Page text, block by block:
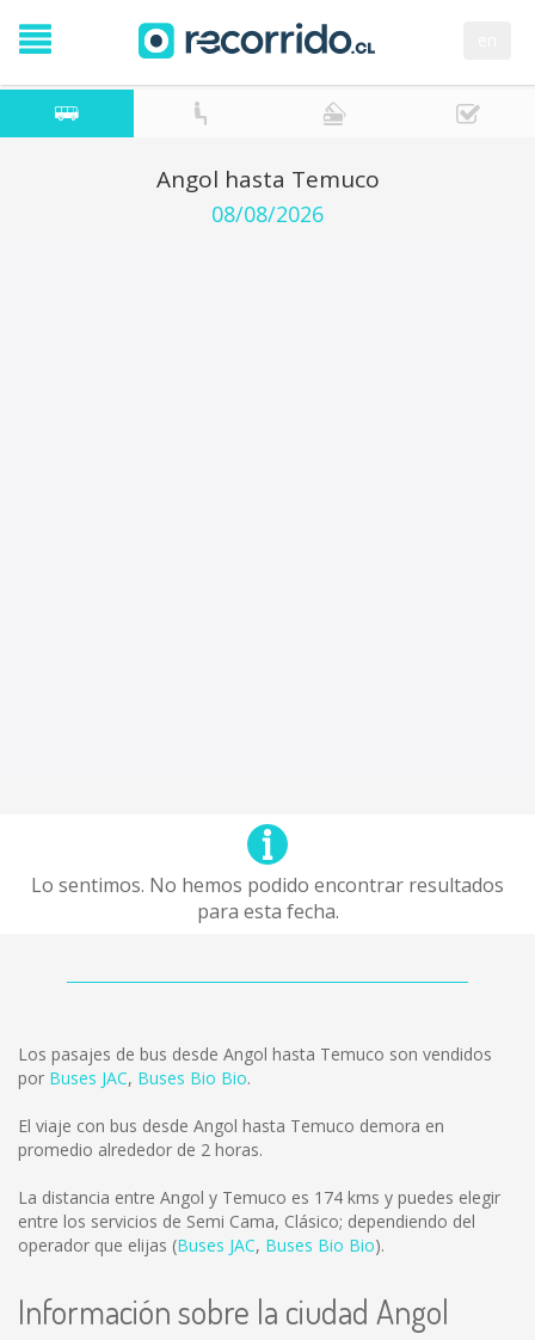
Angol hasta Temuco
08/08/2026
Lo sentimos. No hemos podido encontrar resultados
para esta fecha.
Los pasajes de bus desde Angol hasta Temuco son vendidos
por Buses JAC, Buses Bio Bio.
El viaje con bus desde Angol hasta Temuco demora en
promedio alrededor de 2 horas.
La distancia entre Angol y Temuco es 174 kms y puedes elegir
entre los servicios de Semi Cama, Clásico; dependiendo del
operador que elijas (Buses JAC, Buses Bio Bio).
Información sobre la ciudad Angol